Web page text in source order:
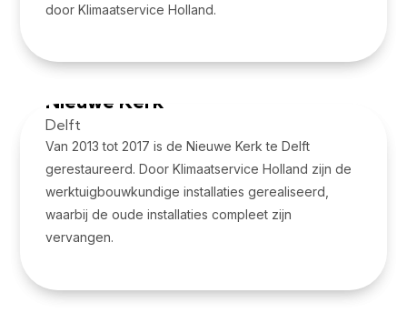
door Klimaatservice Holland.
Nieuwe Kerk
Delft
Van 2013 tot 2017 is de Nieuwe Kerk te Delft
gerestaureerd. Door Klimaatservice Holland zijn de
werktuigbouwkundige installaties gerealiseerd,
waarbij de oude installaties compleet zijn
vervangen.